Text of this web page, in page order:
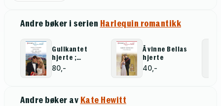
Andre bøker i serien Harlequin romantikk
Gullkantet
hjerte ;
Kjærlighetens
hevn
80,-
Å vinne Bellas
hjerte
40,-
Andre bøker av Kate Hewitt